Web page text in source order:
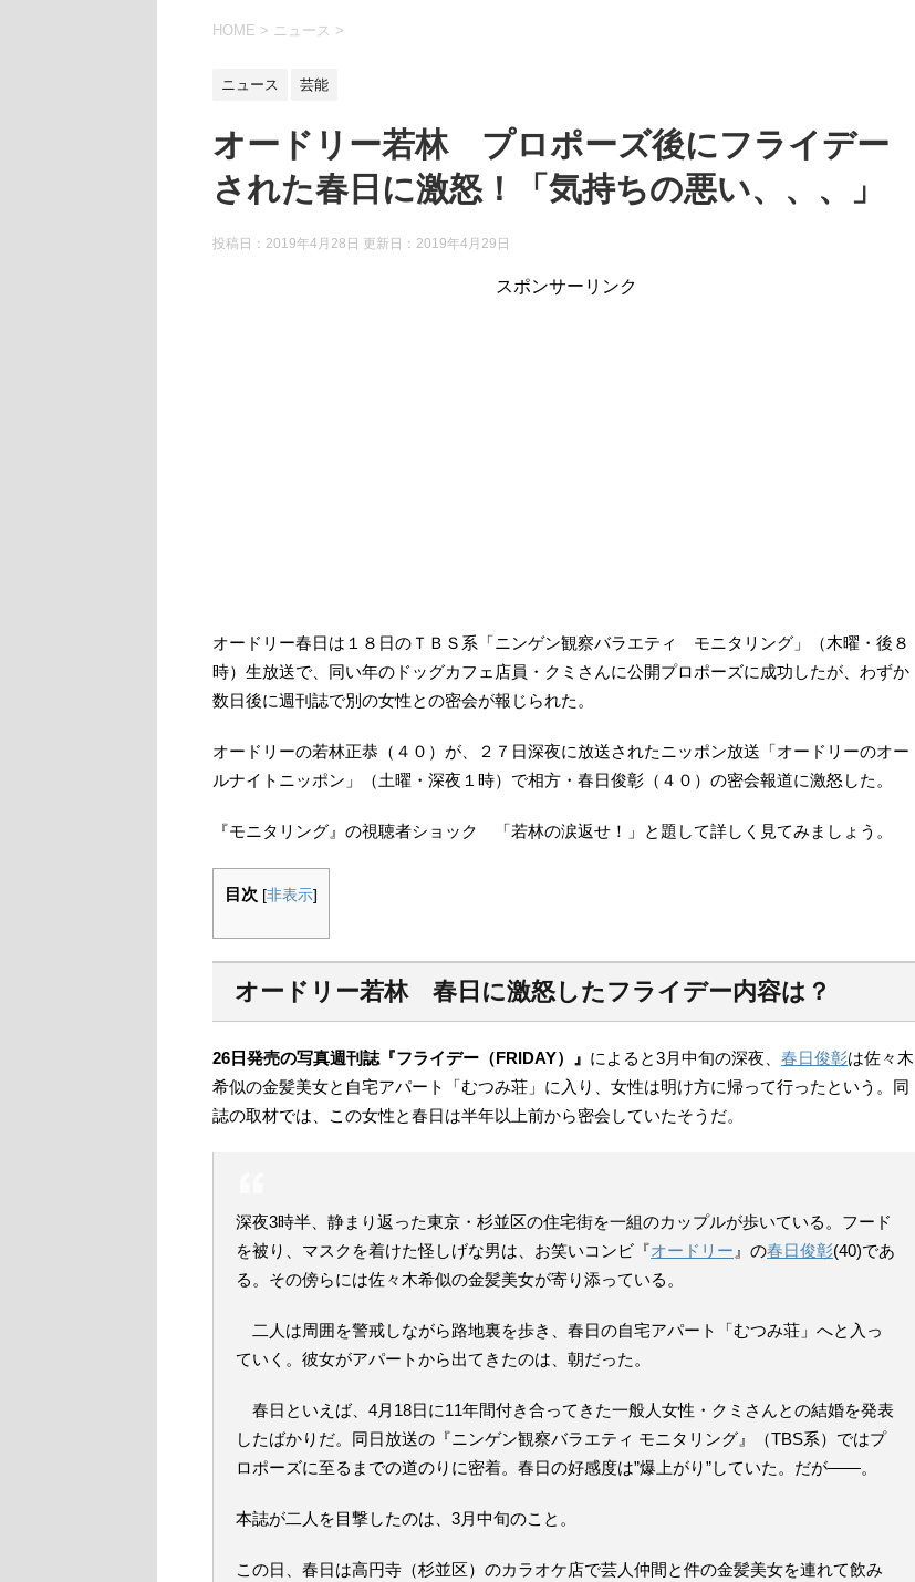
HOME > ニュース >
ニュース 芸能
オードリー若林 プロポーズ後にフライデー
された春日に激怒！「気持ちの悪い、、、」
投稿日：2019年4月28日 更新日： 2019年4月29日
スポンサーリンク
オードリー春日は１８日のＴＢＳ系「ニンゲン観察バラエティ モニタリング」（木曜・後８
時）生放送で、同い年のドッグカフェ店員・クミさんに公開プロポーズに成功したが、わずか
数日後に週刊誌で別の女性との密会が報じられた。
オードリーの若林正恭（４０）が、２７日深夜に放送されたニッポン放送「オードリーのオー
ルナイトニッポン」（土曜・深夜１時）で相方・春日俊彰（４０）の密会報道に激怒した。
『モニタリング』の視聴者ショック 「若林の涙返せ！」と題して詳しく見てみましょう。
目次 [非表示]
オードリー若林 春日に激怒したフライデー内容は？
26日発売の写真週刊誌『フライデー（FRIDAY）』 によると3月中旬の深夜、 春日俊彰は佐々木
希似の金髪美女と自宅アパート「むつみ荘」に入り、女性は明け方に帰って行ったという。同
誌の取材では、この女性と春日は半年以上前から密会していたそうだ。
深夜3時半、静まり返った東京・杉並区の住宅街を一組のカップルが歩いている。フード
を被り、マスクを着けた怪しげな男は、お笑いコンビ『オードリー 』の春日俊彰(40)であ
る。その傍らには佐々木希似の金髪美女が寄り添っている。
二人は周囲を警戒しながら路地裏を歩き、春日の自宅アパート「むつみ荘」へと入っ
ていく。彼女がアパートから出てきたのは、朝だった。
春日といえば、4月18日に11年間付き合ってきた一般人女性・クミさんとの結婚を発表
したばかりだ。同日放送の『ニンゲン観察バラエティ モニタリング』（TBS系）ではプ
ロポーズに至るまでの道のりに密着。春日の好感度は”爆上がり”していた。だが――。
本誌が二人を目撃したのは、3月中旬のこと。
この日、春日は高円寺（杉並区）のカラオケ店で芸人仲間と件の金髪美女を連れて飲み